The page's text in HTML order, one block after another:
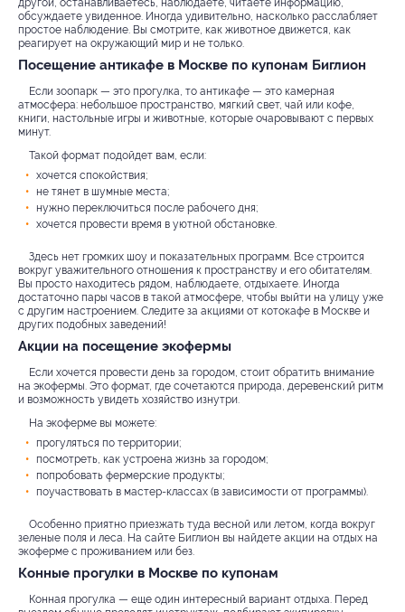
другой, останавливаетесь, наблюдаете, читаете информацию,
обсуждаете увиденное. Иногда удивительно, насколько расслабляет
простое наблюдение. Вы смотрите, как животное движется, как
реагирует на окружающий мир и не только.
Посещение антикафе в Москве по купонам Биглион
Если зоопарк — это прогулка, то антикафе — это камерная
атмосфера: небольшое пространство, мягкий свет, чай или кофе,
книги, настольные игры и животные, которые очаровывают с первых
минут.
Такой формат подойдет вам, если:
хочется спокойствия;
не тянет в шумные места;
нужно переключиться после рабочего дня;
хочется провести время в уютной обстановке.
Здесь нет громких шоу и показательных программ. Все строится
вокруг уважительного отношения к пространству и его обитателям.
Вы просто находитесь рядом, наблюдаете, отдыхаете. Иногда
достаточно пары часов в такой атмосфере, чтобы выйти на улицу уже
с другим настроением. Следите за акциями от котокафе в Москве и
других подобных заведений!
Акции на посещение экофермы
Если хочется провести день за городом, стоит обратить внимание
на экофермы. Это формат, где сочетаются природа, деревенский ритм
и возможность увидеть хозяйство изнутри.
На экоферме вы можете:
прогуляться по территории;
посмотреть, как устроена жизнь за городом;
попробовать фермерские продукты;
поучаствовать в мастер-классах (в зависимости от программы).
Особенно приятно приезжать туда весной или летом, когда вокруг
зеленые поля и леса. На сайте Биглион вы найдете акции на отдых на
экоферме с проживанием или без.
Конные прогулки в Москве по купонам
Конная прогулка — еще один интересный вариант отдыха. Перед